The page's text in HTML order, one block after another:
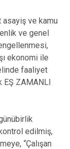
ve kamu
ve genel
ekonomi ile
faaliyet
EŞ ZAMANLI
edilmiş,
“Çalışan